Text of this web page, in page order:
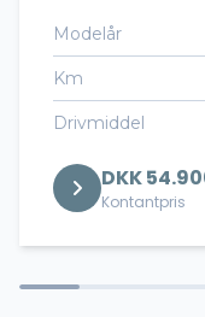
Kørecomputer
LED kørelys
Modelår
Km
Drivmiddel
DKK
Kontantpris